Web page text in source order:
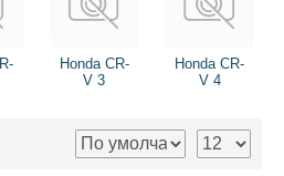
Honda CR-
V 3
Honda CR-
V 4